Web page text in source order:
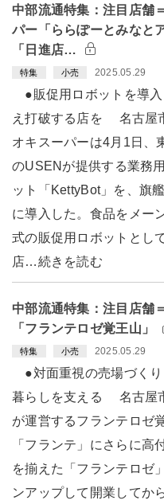
中部流通特集：注目店舗
パー「ららぽーとみなと
「日進店…
特集 小売 2025.05.29
●販促用ロボットを導
え打破する店を 名古屋
オキスーパーは4月1日、
のUSENが提供する業務
ット「KettyBot」を、旗
に導入した。食品をメー
式の販促用ロボットとし
店…続きを読む
中部流通特集：注目店舗
「フランテロゼ覚王山」
特集 小売 2025.05.29
●対面重視の売場づく
暮らしを支える 名古屋
が運営するフランテロゼ
「フランテ」にさらに高
を揃えた「フランテロゼ
ンアップして開業してか